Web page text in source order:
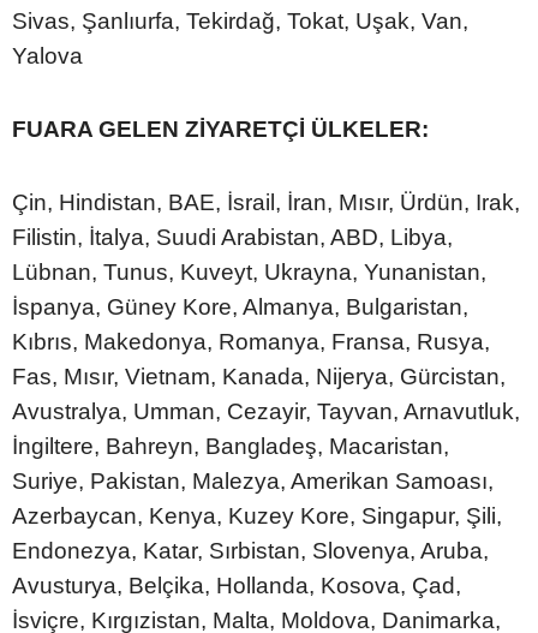
Sivas, Şanlıurfa, Tekirdağ, Tokat, Uşak, Van,
Yalova
FUARA GELEN ZİYARETÇİ ÜLKELER:
Çin, Hindistan, BAE, İsrail, İran, Mısır, Ürdün, Irak,
Filistin, İtalya, Suudi Arabistan, ABD, Libya,
Lübnan, Tunus, Kuveyt, Ukrayna, Yunanistan,
İspanya, Güney Kore, Almanya, Bulgaristan,
Kıbrıs, Makedonya, Romanya, Fransa, Rusya,
Fas, Mısır, Vietnam, Kanada, Nijerya, Gürcistan,
Avustralya, Umman, Cezayir, Tayvan, Arnavutluk,
İngiltere, Bahreyn, Bangladeş, Macaristan,
Suriye, Pakistan, Malezya, Amerikan Samoası,
Azerbaycan, Kenya, Kuzey Kore, Singapur, Şili,
Endonezya, Katar, Sırbistan, Slovenya, Aruba,
Avusturya, Belçika, Hollanda, Kosova, Çad,
İsviçre, Kırgızistan, Malta, Moldova, Danimarka,